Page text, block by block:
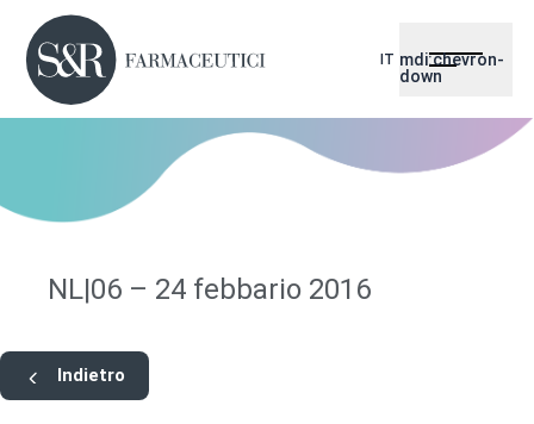
IT mdi:chevron-
down
NL|06 – 24 febbario 2016
Indietro